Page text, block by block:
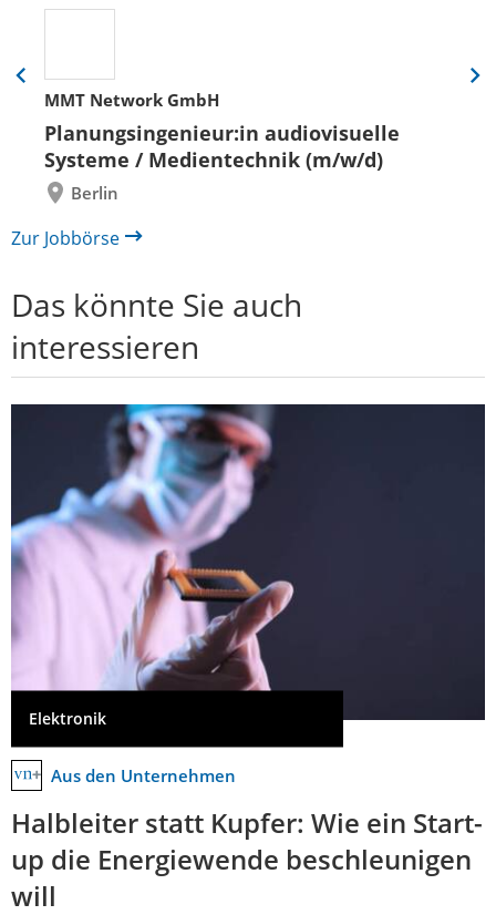
MMT Network GmbH
Planungsingenieur:in audiovisuelle
Systeme / Medientechnik (m/w/d)
Berlin
Eine
Folie
zurück
Eine
Zur Jobbörse
Das könnte Sie auch
interessieren
Elektronik
Aus den Unternehmen
Halbleiter statt Kupfer: Wie ein Start-
up die Energiewende beschleunigen
will